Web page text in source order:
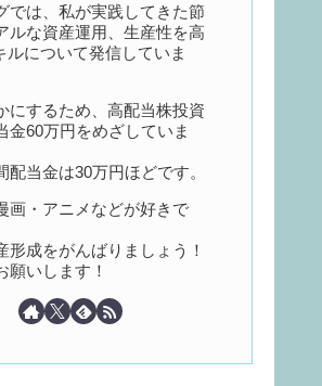
では、私が実践してきた節
ルな資産運用、生産性を高
ルについて発信していま
にするため、高配当株投資
金60万円をめざしていま
配当金は30万円ほどです。
画・アニメなどが好きで
形成をがんばりましょう！
願いします！